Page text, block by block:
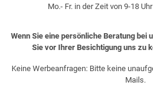
Mo.- Fr. in der Zeit von 9-18
Wenn Sie eine persönliche Beratung bei
Sie vor Ihrer Besichtigung uns zu
Keine Werbeanfragen: Bitte keine
Mails.